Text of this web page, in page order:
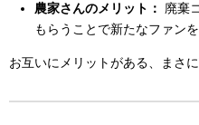
農家さんのメリット：
廃棄
もらうことで新たなファンを
お互いにメリットがある、まさ